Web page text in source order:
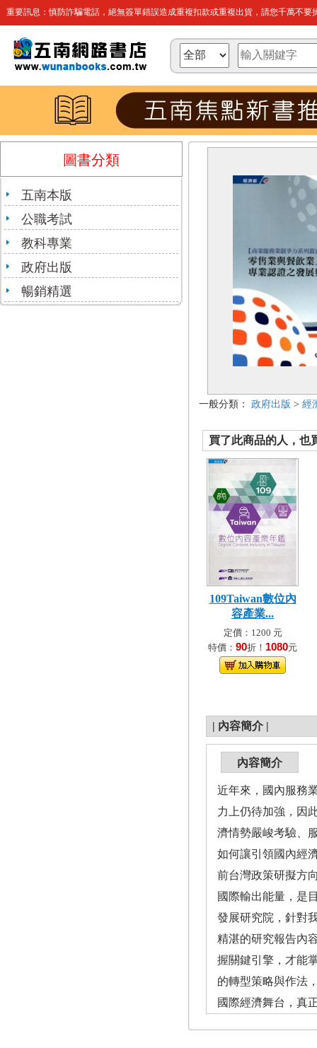
重要訊息：慎防詐騙電話，絕無簽單錯誤造成重複扣款或重複出貨，請您千萬不要
圖書分類
五南本版
公職考試
教科專業
政府出版
暢銷精選
一般分類： 政府出版 > 經
買了此商品的人，也
109Taiwan數位內
容產業...
定價：1200 元
特價： 90折！ 1080元
| 內容簡介 |
內容簡介
近年來，國內服務
力上仍待加強，因
濟情勢嚴峻考驗、
如何讓引領國內經
前台灣政策研擬方
國際輸出能量，是
發展研究院，針對
精湛的研究報告內
握關鍵引擎，才能
的轉型策略與作法
國際經濟舞台，真